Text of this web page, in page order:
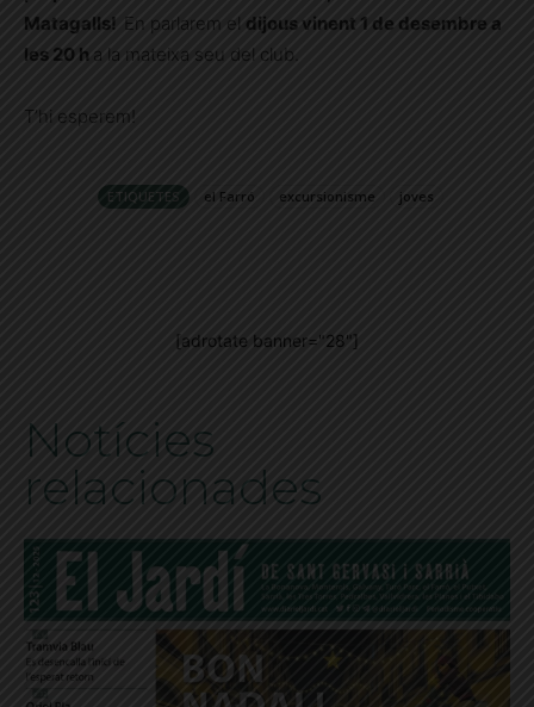
Matagalls!
En parlarem el dijous vinent 1 de desembre a
les 20 h a la mateixa seu del club.
T’hi esperem!
ETIQUETES el Farró excursionisme joves
[adrotate banner="28"]
Notícies
relacionades